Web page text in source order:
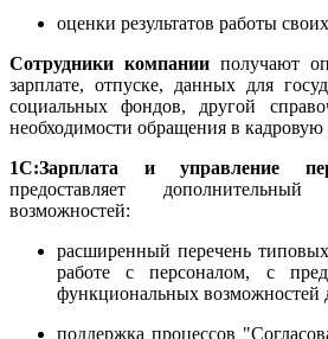
оценки результатов работы
Сотрудники компании получают
зарплате, отпуске, данных для
социальных фондов, другой
необходимости обращения в кадровую
1С:Зарплата и управление
предоставляет
возможностей:
расширенный перечень
работе с персоналом, с
функциональных возможностей
поддержка процессов